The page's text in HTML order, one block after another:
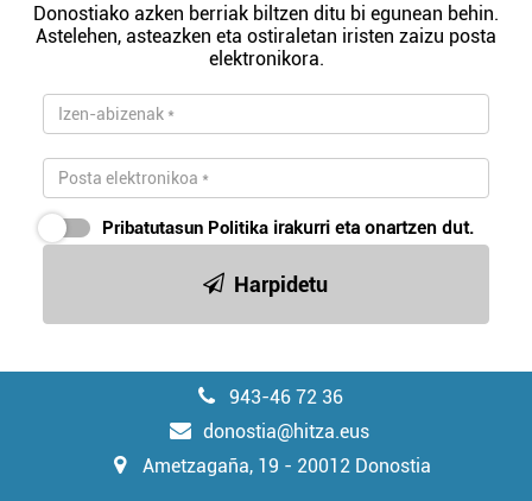
Donostiako azken berriak biltzen ditu bi egunean behin.
Astelehen, asteazken eta ostiraletan iristen zaizu posta
elektronikora.
Pribatutasun Politika irakurri eta onartzen dut.
Harpidetu
943-46 72 36
donostia@hitza.eus
Ametzagaña, 19 - 20012 Donostia